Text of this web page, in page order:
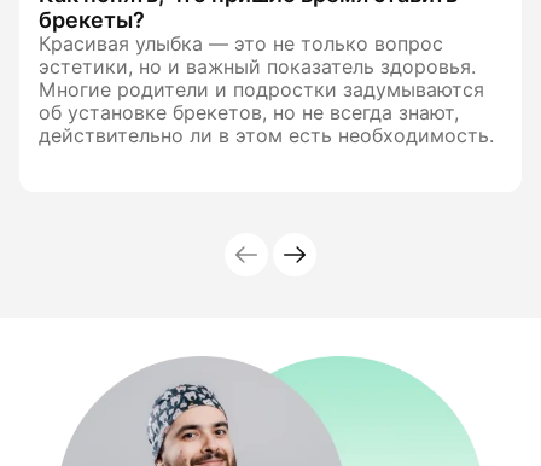
брекеты?
Красивая улыбка — это не только вопрос
эстетики, но и важный показатель здоровья.
Многие родители и подростки задумываются
об установке брекетов, но не всегда знают,
действительно ли в этом есть необходимость.